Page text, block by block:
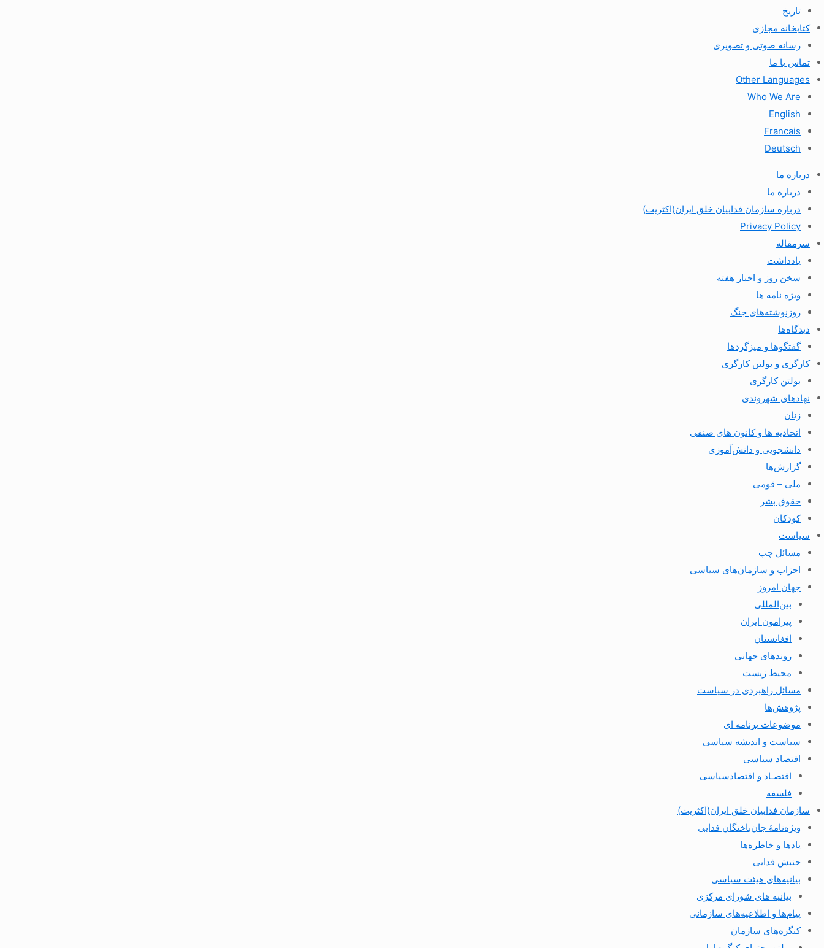
تاریخ
کتابخانه مجازی
رسانه صوتی و تصویری
تماس با ما
Other Languages
Who We Are
English
Francais
Deutsch
درباره ما
درباره ما
درباره سازمان فداییان خلق ایران(اکثریت)
Privacy Policy
سرمقاله
یادداشت
سخن روز و اخبار هفته
ویژه نامه ها
روزنوشته‌های جنگ
دیدگاه‌ها
گفتگوها و میزگردها
کارگری و بولتن کارگری
بولتن کارگری
نهادهای شهروندی
زنان
اتحادیه ها و کانون های صنفی
دانشجویی و دانش‌آموزی
گزارش‌ها
ملی – قومی
حقوق بشر
کودکان
سیاست
مسائل چپ
احزاب و سازمان‌های سیاسی
جهان امروز
بین‌المللی
پیرامون ایران
افغانستان
روندهای جهانی
محیط زیست
مسائل راهبردی در سیاست
پژوهش‌ها
موضوعات برنامه ای
سیاست و اندیشه سیاسی
اقتصاد سیاسی
اقتصـاد و اقتصاد‌سیاسی
فلسفه
سازمان فداییان خلق ایران(اکثریت)
ویژه‌نامهٔ جان‌باختگان فدایی
یادها و خاطره‌ها
جنبش فدایی
بیانیه‌های هیئت سیاسی
بیانیه های شورای مرکزی
پیام‌ها و اطلاعیه‌های سازمانی
کنگره‌های سازمان